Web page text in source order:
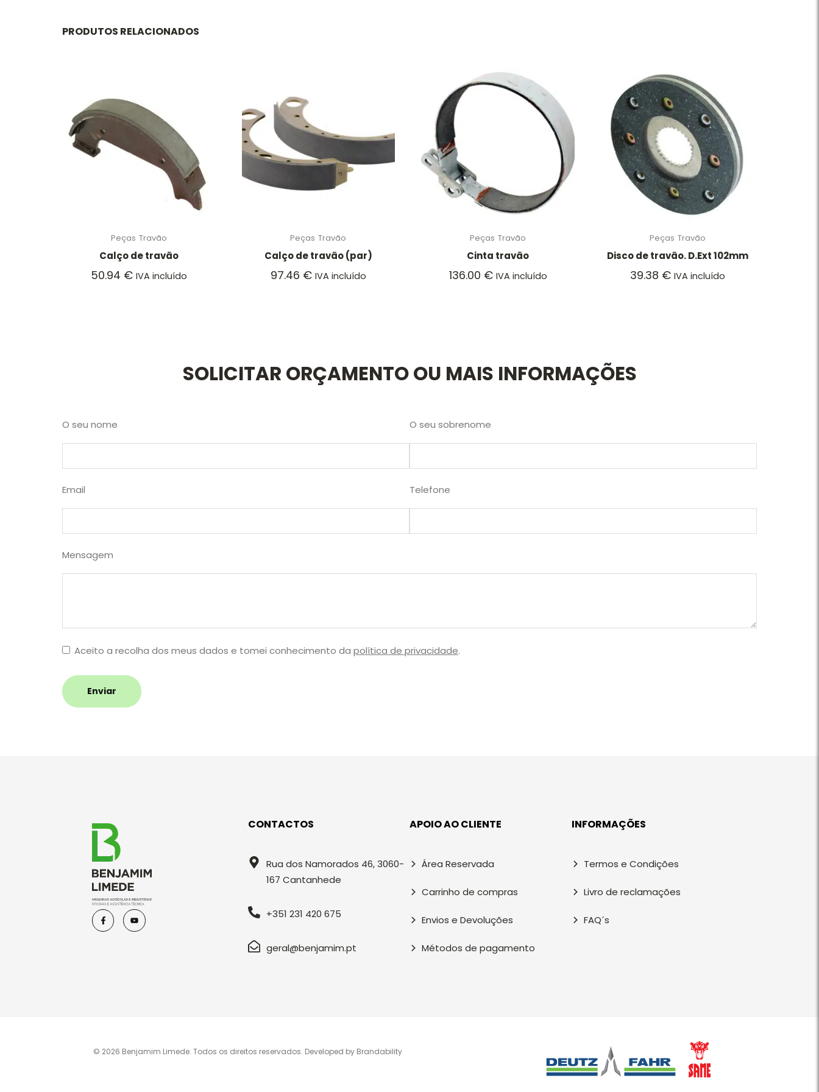
PRODUTOS RELACIONADOS
Peças Travão
Calço de travão
50.94 € IVA incluído
Peças Travão
Calço de travão (par)
97.46 € IVA incluído
Peças Travão
Cinta travão
136.00 € IVA incluído
Peças Travão
Disco de travão. D.Ext 102mm
39.38 € IVA incluído
SOLICITAR ORÇAMENTO OU MAIS INFORMAÇÕES
O seu nome O seu sobrenome
Email Telefone
Mensagem
Aceito a recolha dos meus dados e tomei conhecimento da política de privacidade.
Enviar
CONTACTOS
Rua dos Namorados 46, 3060-
167 Cantanhede
+351 231 420 675
geral@benjamim.pt
APOIO AO CLIENTE
Área Reservada
Carrinho de compras
Envios e Devoluções
Métodos de pagamento
INFORMAÇÕES
Termos e Condições
Livro de reclamações
FAQ´s
© 2026 Benjamim Limede. Todos os direitos reservados. Developed by Brandability